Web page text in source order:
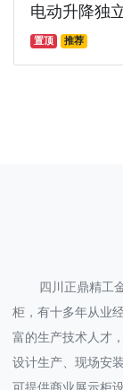
电动升降独
置顶 推荐
四川正鼎精工
柜，有十多年从业
富的生产技术人才
设计生产、现场安
可提供商业展示柜